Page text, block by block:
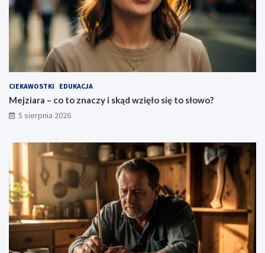
CIEKAWOSTKI EDUKACJA
Mejziara – co to znaczy i skąd wzięło się to słowo?
5 sierpnia 2026